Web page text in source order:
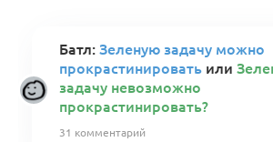
Батл: Зеленую задачу можно
прокрастинировать или
задачу невозможно
прокрастинировать?
31 комментарий